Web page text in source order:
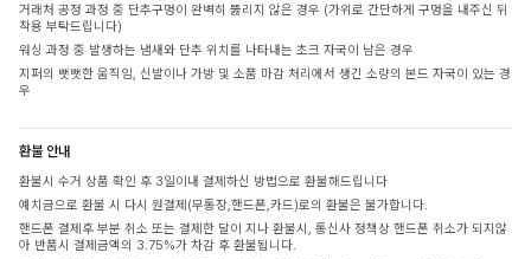
거래처 공정 과정 중 단추구멍이 완벽히 뚫리지 않은 경우 (가위로 간단하게 구멍을 내주신 뒤
착용 부탁드립니다)
워싱 과정 중 발생하는 냄새와 단추 위치를 나타내는 초크 자국이 남은 경우
지퍼의 뻣뻣한 움직임, 신발이나 가방 및 소품 마감 처리에서 생긴 소량의 본드 자국이 있는 경
우
환불 안내
환불시 수거 상품 확인 후 3일이내 결제하신 방법으로 환불해드립니다
예치금으로 환불 시 다시 원결제(무통장,핸드폰,카드)로의 환불은 불가합니다.
핸드폰 결제후 부분 취소 또는 결제한 달이 지나 환불시, 통신사 정책상 핸드폰 취소가 되지않
아 반품시 결제금액의 3.75%가 차감 후 환불됩니다.